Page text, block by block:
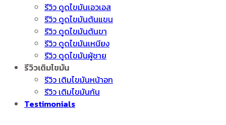
รีวิว ดูดไขมันเอวเอส
รีวิว ดูดไขมันต้นแขน
รีวิว ดูดไขมันต้นขา
รีวิว ดูดไขมันเหนียง
รีวิว ดูดไขมันผู้ชาย
รีวิวเติมไขมัน
รีวิว เติมไขมันหน้าอก
รีวิว เติมไขมันก้น
Testimonials